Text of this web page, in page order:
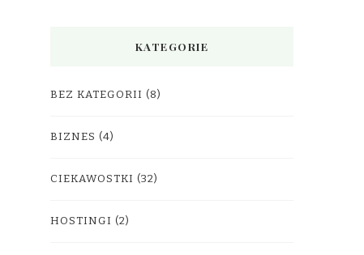
KATEGORIE
BEZ KATEGORII (8)
BIZNES (4)
CIEKAWOSTKI (32)
HOSTINGI (2)